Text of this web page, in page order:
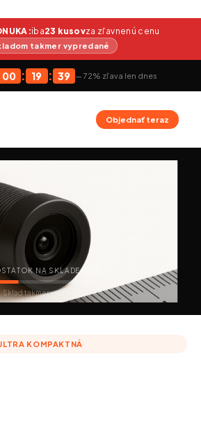
iba23 kusovza zľavnenú cenu
takmer vypredané
00 : 19 : 38 — 72% zľava len dnes
Objednať teraz
KOMPAKTNÁ
NA SKLADE: 23%
Sklad takmer vypredaný